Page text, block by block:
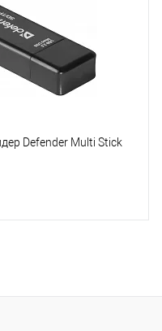
Defender Multi Stick
Сравнение